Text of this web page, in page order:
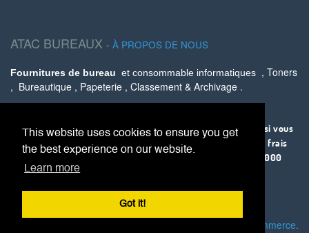
This website uses cookies to ensure you get
the best experience on our website.
Learn more
Got it!
ATAC BUREAUX - À PROPOS DE NOUS
Fournitures de bureau et consommable informatiques , Toners
, Bureautique , Papeterie , Classement & Archivage .
Livraison partout au Maroc via AMANA .
La livraison est offerte sur Casablanca à partir de 500 Dhs, si vous
êtes sur une autre ville, ce service vous coûtera 30 Dhs tout frais
compris ou 0 DH si vous avez un panier supérieur ou égal à 1000
Dhs.
Open Source eCommerce.